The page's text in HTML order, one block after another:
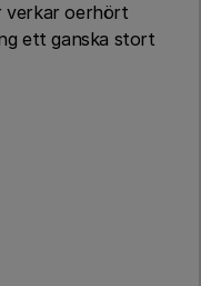
verkar oerhört
ett ganska stort